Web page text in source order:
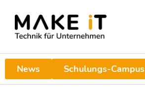
News Schulungs-Campus